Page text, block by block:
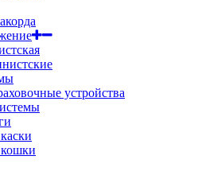
устройства